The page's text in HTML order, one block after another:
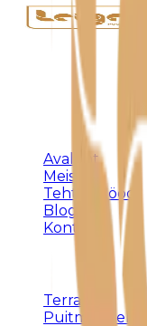
Täispuidust
varjualused –
KLIENDILE
Avaleht
Meist
Tehtud tööd
Blogi
Kontakt
TEENUSED
Terrassid
Puitmööbel